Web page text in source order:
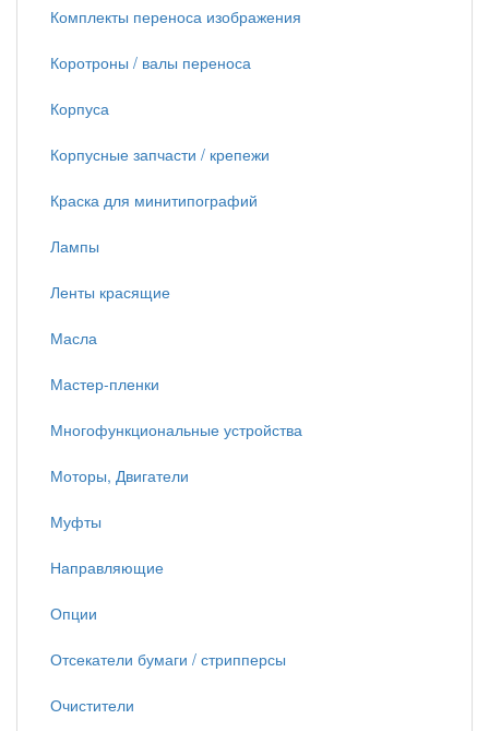
Комплекты переноса изображения
Коротроны / валы переноса
Корпуса
Корпусные запчасти / крепежи
Краска для минитипографий
Лампы
Ленты красящие
Масла
Мастер-пленки
Многофункциональные устройства
Моторы, Двигатели
Муфты
Направляющие
Опции
Отсекатели бумаги / стрипперсы
Очистители